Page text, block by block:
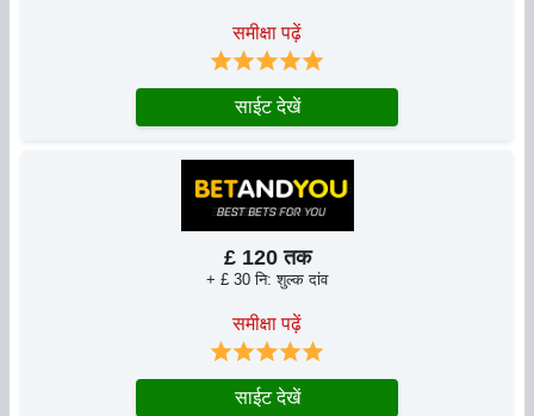
समीक्षा पढ़ें
साईट देखें
£ 120 तक
+ £ 30 नि: शुल्क दांव
समीक्षा पढ़ें
साईट देखें